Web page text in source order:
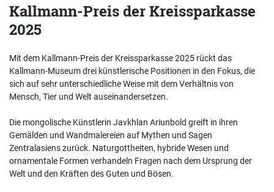
Kallmann-Preis der Kreissparkasse
2025
Mit dem Kallmann-Preis der Kreissparkasse 2025 rückt das
Kallmann-Museum drei künstlerische Positionen in den Fokus, die
sich auf sehr unterschiedliche Weise mit dem Verhältnis von
Mensch, Tier und Welt auseinandersetzen.
Die mongolische Künstlerin Javkhlan Ariunbold greift in ihren
Gemälden und Wandmalereien auf Mythen und Sagen
Zentralasiens zurück. Naturgottheiten, hybride Wesen und
ornamentale Formen verhandeln Fragen nach dem Ursprung der
Welt und den Kräften des Guten und Bösen.